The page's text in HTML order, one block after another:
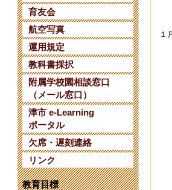
育友会
航空写真
運用規定
教科書採択
附属学校園相談窓口
（メール窓口）
津市 e-Learning
ポータル
欠席・遅刻連絡
リンク
教育目標
１